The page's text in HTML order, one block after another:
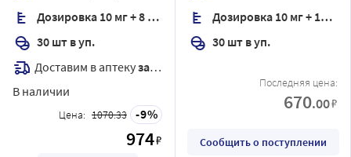
Дозировка 10 мг + 8 мг + 20 мг
30 шт в уп.
Доставим в аптекузавтра
В наличии
Цена: 1070.33 9
974₽
Дозировка 10 мг + 16 мг
30 шт в уп.
Последняя цена:
670.00₽
Сообщить о поступлении